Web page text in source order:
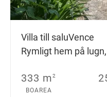
Villa till saluVence
Rymligt hem på
333 m2
BOAREA